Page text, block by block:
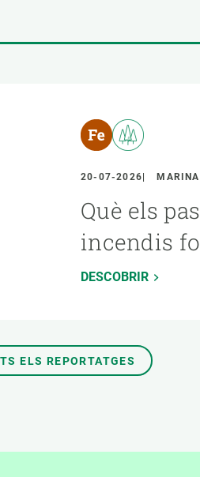
20-07-2026
Què els
incendis
DESCOBRIR
ELS REPORTATGES